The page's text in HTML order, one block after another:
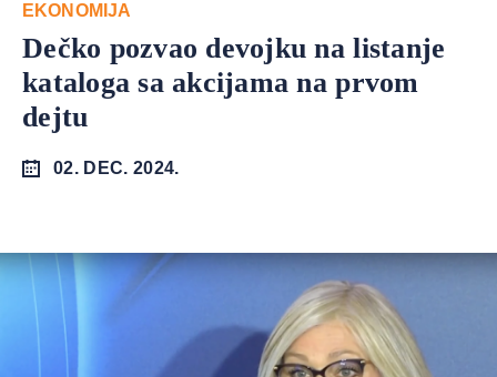
EKONOMIJA
Dečko pozvao devojku na listanje
kataloga sa akcijama na prvom
dejtu
02. DEC. 2024.